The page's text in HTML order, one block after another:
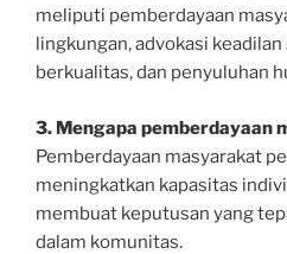
meliputi pemberdayaan
lingkungan, advokasi
berkualitas, dan penyuluhan
3. Mengapa pemberdayaan
Pemberdayaan masyarakat
meningkatkan kapasitas
membuat keputusan yang
dalam komunitas.